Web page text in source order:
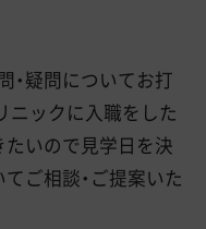
・疑問についてお打
ニックに入職をした
たいので見学日を決
ご相談・ご提案いた